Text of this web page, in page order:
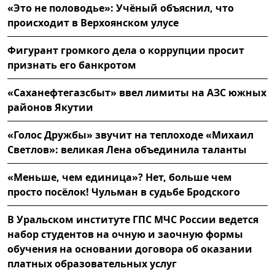
«Это не половодье»: Учёный объяснил, что
происходит в Верхоянском улусе
Фигурант громкого дела о коррупции просит
признать его банкротом
«Саханефтегазсбыт» ввел лимиты на АЗС южных
районов Якутии
«Голос Дружбы» звучит на теплоходе «Михаил
Светлов»: великая Лена объединила таланты
«Меньше, чем единица»? Нет, больше чем
просто посёлок! Чульман в судьбе Бродского
В Уральском институте ГПС МЧС России ведется
набор студентов на очную и заочную формы
обучения на основании договора об оказании
платных образовательных услуг